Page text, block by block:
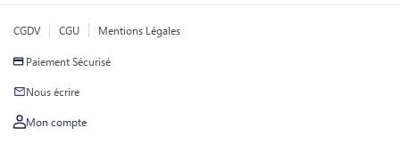
CGDV CGU Mentions Légales
Paiement Sécurisé
Nous écrire
Mon compte